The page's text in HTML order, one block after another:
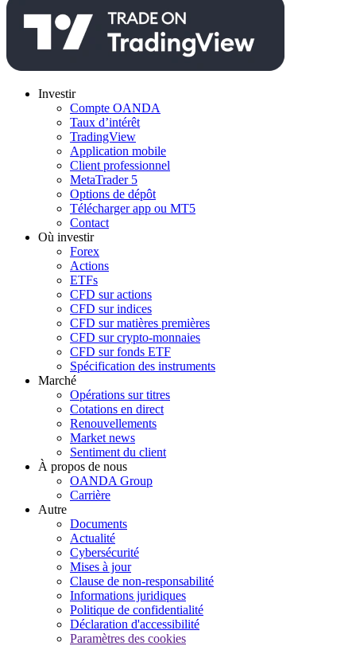
Investir
Compte OANDA
Taux d’intérêt
TradingView
Application mobile
Client professionnel
MetaTrader 5
Options de dépôt
Télécharger app ou MT5
Contact
Où investir
Forex
Actions
ETFs
CFD sur actions
CFD sur indices
CFD sur matières premières
CFD sur crypto-monnaies
CFD sur fonds ETF
Spécification des instruments
Marché
Opérations sur titres
Cotations en direct
Renouvellements
Market news
Sentiment du client
À propos de nous
OANDA Group
Carrière
Autre
Documents
Actualité
Cybersécurité
Mises à jour
Clause de non-responsabilité
Informations juridiques
Politique de confidentialité
Déclaration d'accessibilité
Paramètres des cookies